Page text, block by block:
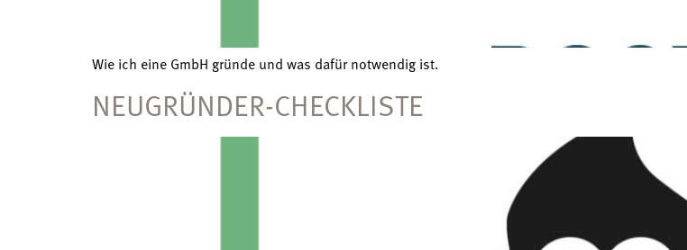
Wie ich eine GmbH gründe und was dafür notwendig ist.
NEUGRÜNDER-CHECKLISTE